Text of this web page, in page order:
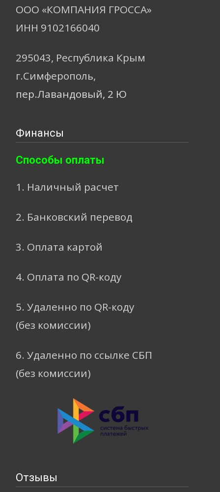
ООО «КОМПАНИЯ ГРОССА»
ИНН 9102166040
295043, Республика Крым
г.Симферополь,
пер.Лавандовый, 2 Ю
Финансы
Способы оплаты
1. Наличный расчет
2. Банковский перевод
3. Оплата картой
4. Оплата по QR-коду
5. Удаленно по QR-коду
(без комиссии)
6. Удаленно по ссылке СБП
(без комиссии)
Отзывы